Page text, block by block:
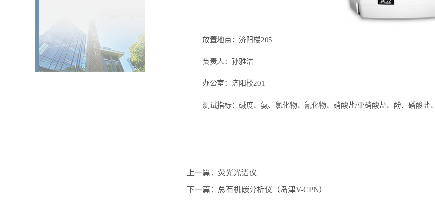
放置地点：济阳楼205
负责人：孙雅洁
办公室：济阳楼201
测试指标：碱度、氨、氯化物、氰化物、硝酸盐/亚硝酸盐、酚、磷酸盐
上一篇： 荧光光谱仪
下一篇： 总有机碳分析仪（岛津V-CPN）